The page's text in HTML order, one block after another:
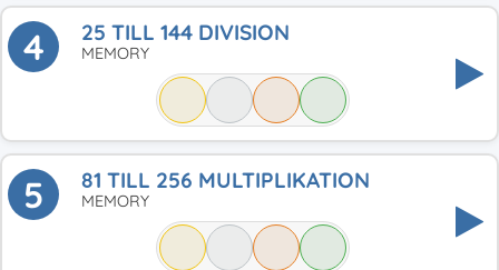
4 25 TILL 144 DIVISION
MEMORY
5 81 TILL 256 MULTIPLIKATION
MEMORY